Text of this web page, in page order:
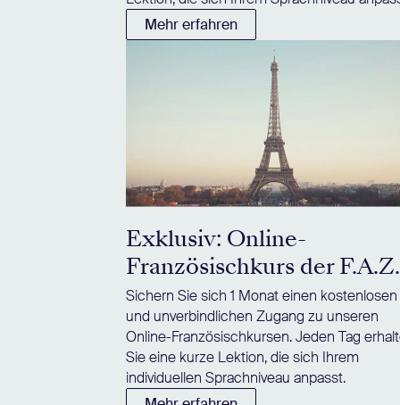
Mehr erfahren
Exklusiv: Online-
Französischkurs der F.A.Z.
Sichern Sie sich 1 Monat einen kostenlosen
und unverbindlichen Zugang zu unseren
Online-Französischkursen. Jeden Tag
Sie eine kurze Lektion, die sich Ihrem
individuellen Sprachniveau anpasst.